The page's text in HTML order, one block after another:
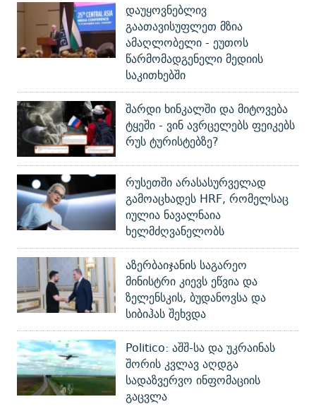
დაუყოვნებლივ
გაათავისუფლეთ მზია
ამაღლობელი - ეუთოს
წარმომადგენელი მედიის
საკითხებში
შარდი ხინკალში და მიტოვება
ტყეში - ვინ ავრცელებს ფეიკებს
რუს ტურისტებზე?
რუსეთში არასასურველად
გამოაცხადეს HRF, რომელსაც
იულია ნავალნაია
ხელმძღვანელობს
აზერბაიჯანის საგარეო
მინისტრი კიევს ეწვია და
ზელენსკის, ბუდანოვსა და
სიბიჰას შეხვდა
Politico: აშშ-სა და უკრაინას
შორის კვლავ აღდგა
სადაზვერვო ინფომაციის
გაცვლა